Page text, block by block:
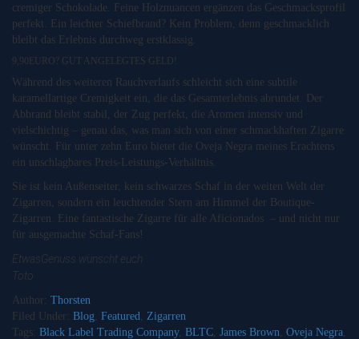
cremiger Schokolade. Feine Holznuancen ergänzen das Geschmacksprofil
perfekt. Ein leichter Schiefbrand? Kein Problem, denn geschmacklich
bleibt das Erlebnis durchweg erstklassig.
9,90EURO? GUT ANGELEGTES GELD!
Während des weiteren Rauchverlaufs schleicht sich eine subtile
karamellartige Cremigkeit ein, die das Gesamterlebnis abrundet. Der
Abbrand bleibt stabil, der Zug perfekt, die Aromen intensiv und
vielschichtig – genau das, was man sich von einer schmackhaften Zigarre
wünscht. Für unter zehn Euro bietet die Oveja Negra meines Erachtens
ein unschlagbares Preis-Leistungs-Verhältnis.
Sie ist kein Außenseiter, kein schwarzes Schaf in der weiten Welt der
Zigarren, sondern ein leuchtender Stern am Himmel der Boutique-
Zigarren. Eine fantastische Zigarre für alle Aficionados – und nicht nur
für ausgemachte Schaf-Fans!
EtwasGenuss wünscht euch
Toto
Author: Thorsten
Filed Under: Blog Featured
Zigarren
Tags: Black Label Trading Company, BLTC James Brown Oveja Negra